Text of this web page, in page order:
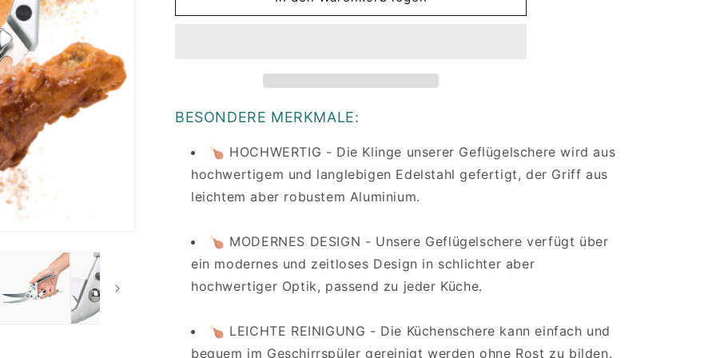
BESONDERE MERKMALE:
🍗 HOCHWERTIG - Die Klinge unserer Geflügelschere wird aus
hochwertigem und langlebigen Edelstahl gefertigt, der Griff aus
leichtem aber robustem Aluminium.
🍗 MODERNES DESIGN - Unsere Geflügelschere verfügt über
ein modernes und zeitloses Design in schlichter aber
hochwertiger Optik, passend zu jeder Küche.
🍗 LEICHTE REINIGUNG - Die Küchenschere kann einfach und
bequem im Geschirrspüler gereinigt werden ohne Rost zu bilden.